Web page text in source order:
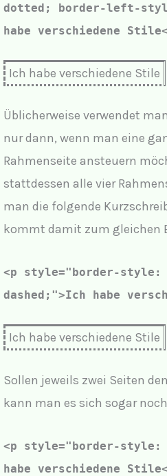
o
dotted; border-left-
habe verschiedene
Ich habe verschiedene Stile
Üblicherweise verwendet
nur dann, wenn man eine
Rahmenseite ansteuern
stattdessen alle vier
man die folgende
kommt damit zum gleichen
<p style=" border-style:
dashed; ">Ich habe
Ich habe verschiedene Stile
Sollen jeweils zwei Seiten
kann man es sich sogar
<p style="border-style:
habe verschiedene